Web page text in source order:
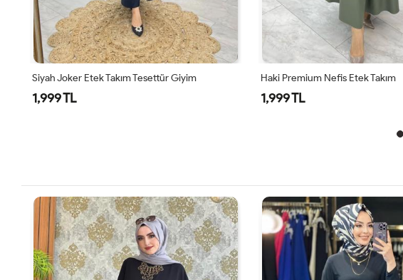
Haki Premium Nefis Etek Takım
1,999 TL
Siyah Didem Takım Tesettür Giyim
1,799 TL